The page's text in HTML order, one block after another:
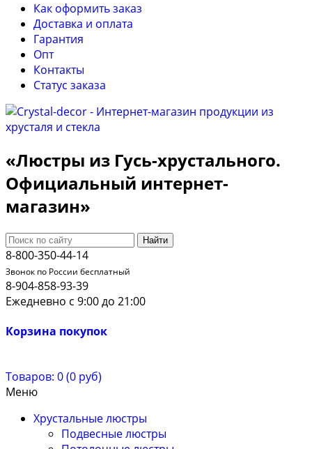
Как оформить заказ
Доставка и оплата
Гарантия
Опт
Контакты
Cтатус заказа
«Люстры из Гусь-хрустального.
Официальный интернет-
магазин»
Найти
8-800-350-44-14
Звонок по России бесплатный
8-904-858-93-39
Ежедневно с 9:00 до 21:00
Корзина покупок
Товаров: 0 (0 руб)
Меню
Хрустальные люстры
Подвесные люстры